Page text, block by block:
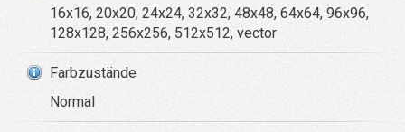
16x16, 20x20, 24x24, 32x32, 48x48, 64x64, 96x96,
128x128, 256x256, 512x512, vector
Farbzustände
Normal